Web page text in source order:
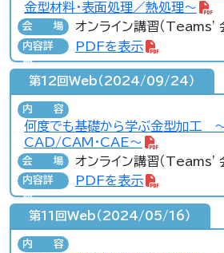
金型材料・表面処理／熱処理～
会場 オンライン講習（Teams'
内容詳
細
PDFを表示
第12回Web（2024/09/24）
内容
何度でも基礎から学ぶ金型加工 ～
CAD/CAM・CAE～
会場 オンライン講習（Teams'
内容詳
細
PDFを表示
第11回Web（2024/05/16）
内容